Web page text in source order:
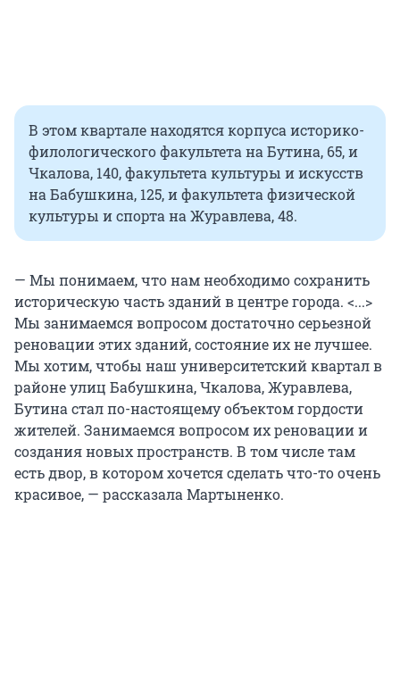
В этом квартале находятся корпуса историко-
филологического факультета на Бутина, 65, и
Чкалова, 140, факультета культуры и искусств
на Бабушкина, 125, и факультета физической
культуры и спорта на Журавлева, 48.
— Мы понимаем, что нам необходимо сохранить
историческую часть зданий в центре города. <...>
Мы занимаемся вопросом достаточно серьезной
реновации этих зданий, состояние их не лучшее.
Мы хотим, чтобы наш университетский квартал в
районе улиц Бабушкина, Чкалова, Журавлева,
Бутина стал по-настоящему объектом гордости
жителей. Занимаемся вопросом их реновации и
создания новых пространств. В том числе там
есть двор, в котором хочется сделать что-то очень
красивое, — рассказала Мартыненко.